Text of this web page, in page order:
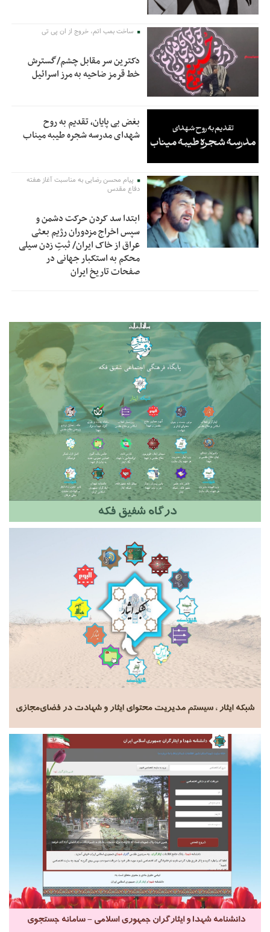
ساخت بمب اتم، خروج از ان پی تی
دکترین سر مقابل چشم/گسترش
خط قرمز ضاحیه به مرز اسرائیل
بغض بی پایان، تقدیم به روح
شهدای مدرسه شجره طیبه میناب
پیام محسن رضایی به مناسبت آغاز هفته
دفاع مقدس
ابتدا سد کردن حرکت دشمن و
سپس اخراج مزدوران رژیم بعثی
عراق از خاک ایران/ ثبتِ زدن سیلی
محکم به استکبار جهانی در
صفحات تاریخ ایران